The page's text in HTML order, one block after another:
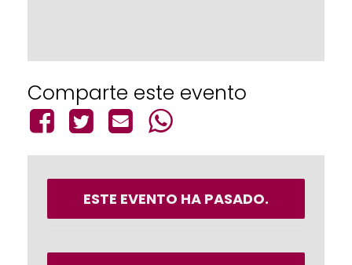
Comparte este evento
ESTE EVENTO HA PASADO.